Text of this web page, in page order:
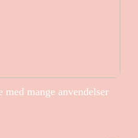
mange anvendelser